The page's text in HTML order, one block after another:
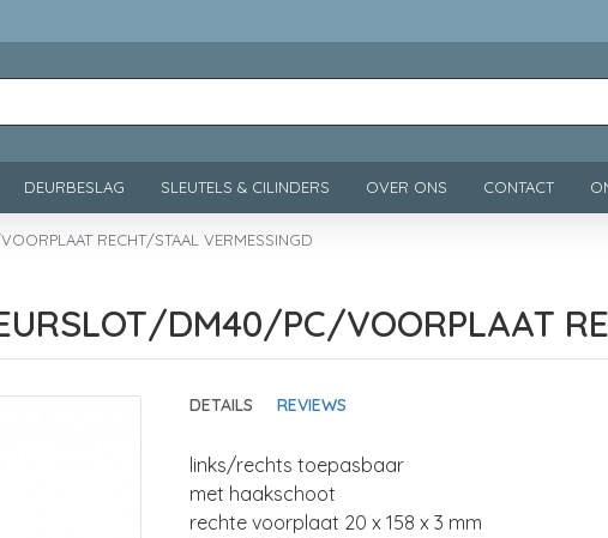
DEURBESLAG SLEUTELS & CILINDERS OVER ONS CONTACT
RECHT/STAAL VERMESSINGD
DM40/PC/VOORPLAAT
DETAILS REVIEWS
links/rechts toepasbaar
met haakschoot
rechte voorplaat 20 x 158 x 3 mm